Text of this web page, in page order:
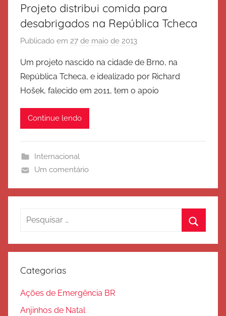
a
l
ç
ã
o
Projeto distribui comida para
desabrigados na República Tcheca
Publicado em 27 de maio de 2013
r
E
x
e
v
Um projeto nascido na cidade de Brno, na
República Tcheca, e idealizado por Richard
Hošek, falecido em 2011, tem o apoio
Continue lendo
Internacional
Um comentário
Pesquisar
Categorias
Ações de Emergência BR
Anjinhos de Natal